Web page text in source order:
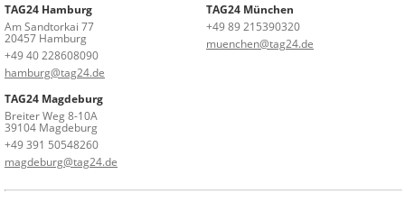
TAG24 Hamburg
Am Sandtorkai 77
20457 Hamburg
+49 40 228608090
hamburg@tag24.de
TAG24 München
+49 89 215390320
muenchen@tag24.de
TAG24 Magdeburg
Breiter Weg 8-10A
39104 Magdeburg
+49 391 50548260
magdeburg@tag24.de